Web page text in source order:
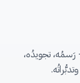
رَسمُه، تجويدُه،